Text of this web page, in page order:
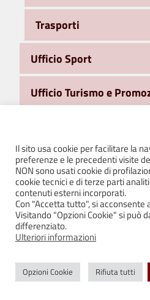
Trasporti
Ufficio Sport
Ufficio Turismo e
Ufficio Stampa e
WiFi Free e Servizi on line
FONDI PSR
Giardini Storici Bianello –
seduta CDS
Il sito usa cookie per facilitare la
preferenze e le precedenti visite
NON sono usati cookie di
cookie tecnici e di terze parti
contenuti esterni incorporati.
Con "Accetta tutto", si acconsente
Visitando "Opzioni Cookie" si può
differenziato.
Ulteriori informazioni
Opzioni Cookie Rifiuta tutti